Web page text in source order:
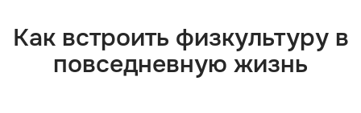
Как встроить физкультуру в
повседневную жизнь